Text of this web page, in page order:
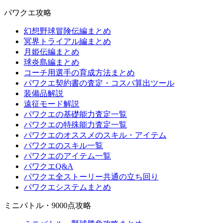
パワクエ攻略
幻想野球冒険伝編まとめ
冥界トライアル編まとめ
月姫伝編まとめ
球炎島編まとめ
コーチ用選手の育成方法まとめ
パワクエ契約書の査定・コスパ算出ツール
装備品解説
遠征モード解説
パワクエの基礎能力査定一覧
パワクエの特殊能力査定一覧
パワクエのオススメのスキル・アイテム
パワクエのスキル一覧
パワクエのアイテム一覧
パワクエQ&A
パワクエ全ストーリー共通の立ち回り
パワクエシステムまとめ
ミニバトル・9000点攻略